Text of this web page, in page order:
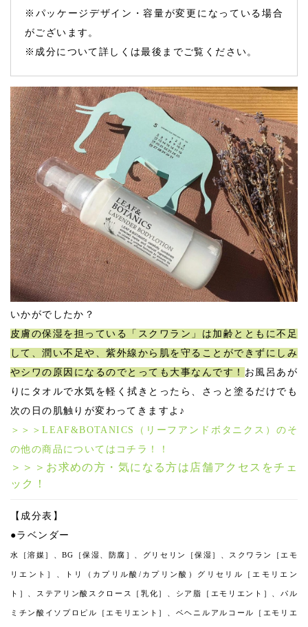
※パッケージデザイン・容量が変更になっている場合
がございます。
※成分について詳しくは最後までご覧ください。
いかがでしたか？
皮膚の保湿を担っている「スクワラン」は加齢とともに不足
して、潤い不足や、紫外線から肌を守ることができずにしみ
やシワの原因になるのでとっても大事なんです！ お風呂あが
りにタオルで水気を軽く拭きとったら、さっと塗るだけでも
次の日の肌触りが変わってきますよ♪
＞＞＞LEAF&BOTANICS（リーフアンドボタニクス）のそ
の他の商品についてはコチラ！！
＞＞＞お求めの方・気になる方は店舗アクセスをチェ
ック！
【成分表】
●ラベンダー
水［溶媒］、BG［保湿、防腐］、グリセリン［保湿］、スクワラン［エモ
リエント］、トリ（カプリル酸/カプリン酸）グリセリル［エモリエン
ト］、ステアリン酸スクロース［乳化］、シア脂［エモリエント］、パル
ミチン酸イソプロピル［エモリエント］、ベヘニルアルコール［エモリエ